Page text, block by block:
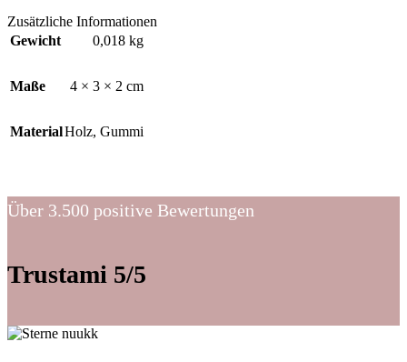
Zusätzliche Informationen
Gewicht
0,018 kg
Maße 4 × 3 × 2 cm
MaterialHolz, Gummi
Über 3.500 positive Bewertungen
Trustami 5/5